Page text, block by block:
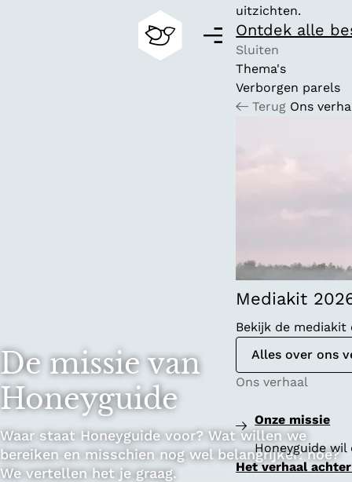
M
uitzichten.
Ontdek alle
Sluiten
Thema's
Verborgen parels
Terug Ons
Mediakit
Bekijk de
Alles over ons
Ons verhaal
Onze missie
Honeyguide
Het verhaal
De missie van
Honeyguide
Waar staat Honeyguide voor? Wat willen we
bereiken en misschien nog wel belangrijker: hoe?
We vertellen het je graag.